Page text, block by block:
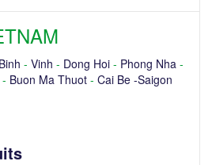
- Vinh - Dong Hoi - Phong Nha -
- Buon Ma Thuot - Cai Be -Saigon